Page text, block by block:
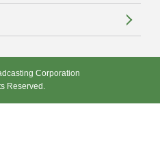
Corporation
Reserved.